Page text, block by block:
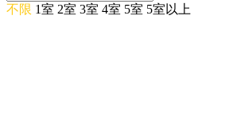
不限 1室 2室 3室 4室 5室 5室以上